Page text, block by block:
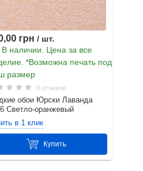
можно использовать по
абсолютно безвредны
сайтомНовой Почты.
грн / шт.
В наличии. Цена за все
*Возможна печать под
размер
0 отзывов
обои Юрски Лаванда
Светло-оранжевый
в 1 клик
Купить